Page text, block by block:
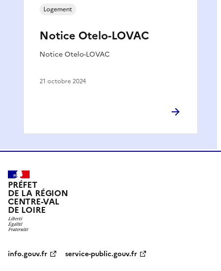
Notice Otelo-LOVAC
Notice Otelo-LOVAC
Logement
21 octobre 2024
PRÉFET
DE LA RÉGION
CENTRE-VAL
DE LOIRE
info.gouv.fr
service-public.gouv.fr